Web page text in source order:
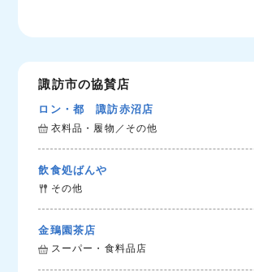
諏訪市の協賛店
ロン・都 諏訪赤沼店
衣料品・履物／その他
飲食処ばんや
その他
金鵄園茶店
スーパー・食料品店